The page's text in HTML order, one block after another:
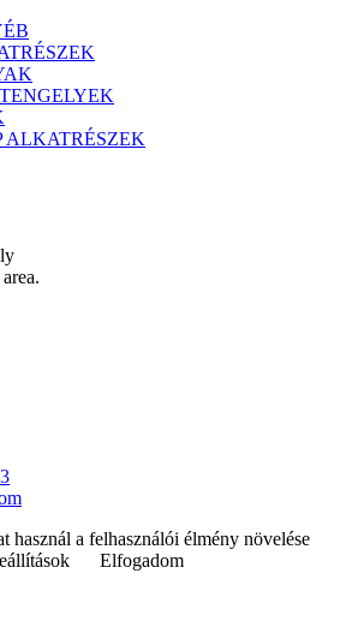
ALKATRÉSZEK
használ a felhasználói élmény növelése
Elfogadom